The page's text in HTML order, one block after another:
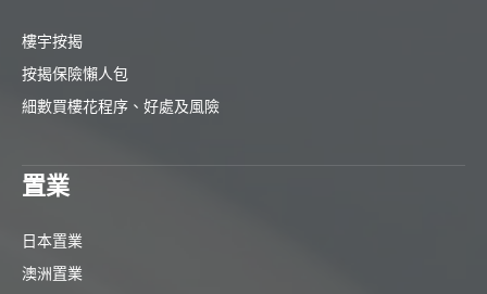
樓宇按揭
按揭保險懶人包
細數買樓花程序、好處及風險
置業
日本置業
澳洲置業